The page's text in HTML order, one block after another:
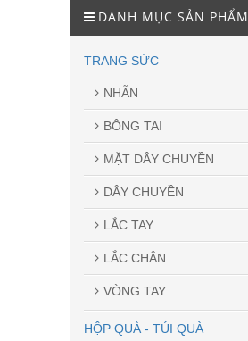
DANH MỤC SẢN PHẨM
TRANG SỨC
NHẪN
BÔNG TAI
MẶT DÂY CHUYỀN
DÂY CHUYỀN
LẮC TAY
LẮC CHÂN
VÒNG TAY
HỘP QUÀ - TÚI QUÀ